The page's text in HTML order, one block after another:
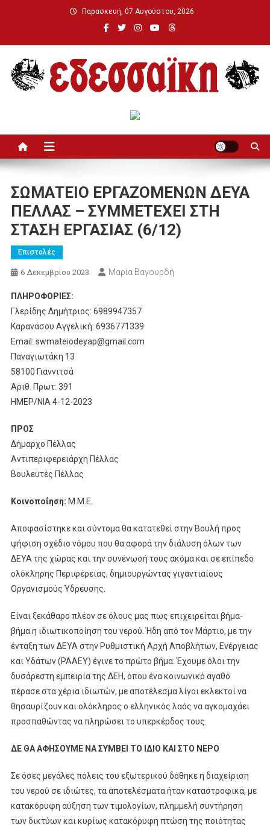
Παρασκευή, 07 Αυγούστου, 2026
ΣΩΜΑΤΕΙΟ ΕΡΓΑΖΟΜΕΝΩΝ ΔΕΥΑ
ΠΕΛΛΑΣ – ΣΥΜΜΕΤΕΧΕΙ ΣΤΗ
ΣΤΑΣΗ ΕΡΓΑΣΙΑΣ (6/12)
Επιστολές
6 Δεκεμβρίου 2023 Μαρία Βαγουρδή
ΠΛΗΡΟΦΟΡΙΕΣ:
Γλερίδης Δημήτριος: 6989947357
Καρανάσου Αγγελική: 6936771339
Email: swmateiodeyap@gmail.com
Παναγιωτάκη 13
58100 Γιαννιτσά
Αριθ. Πρωτ: 391
ΗΜΕΡ/ΝΙΑ 4-12-2023
ΠΡΟΣ
Δήμαρχο Πέλλας
Αντιπεριφερειάρχη Πέλλας
Βουλευτές Πέλλας
Κοινοποίηση: Μ.Μ.Ε.
Αποφασίστηκε και σύντομα θα κατατεθεί στην Βουλή προς
ψήφιση σχέδιο νόμου που θα αφορά την διάλυση όλων των
ΔΕΥΑ της χώρας και την συνένωσή τους ακόμα και σε επίπεδο
ολόκληρης Περιφέρειας, δημιουργώντας γιγαντιαίους
Οργανισμούς Ύδρευσης.
Είναι ξεκάθαρο πλέον σε όλους μας πως επιχειρείται βήμα-
βήμα η ιδιωτικοποίηση του νερού. Ήδη από τον Μάρτιο, με την
ένταξη των ΔΕΥΑ στην Ρυθμιστική Αρχή Αποβλήτων, Ενέργειας
και Υδάτων (ΡΑΑΕΥ) έγινε το πρώτο βήμα. Έχουμε όλοι την
δυσάρεστη εμπειρία της ΔΕΗ, όπου ένα κοινωνικό αγαθό
πέρασε στα χέρια ιδιωτών, με αποτέλεσμα λίγοι εκλεκτοί να
θησαυρίζουν και ολόκληρος ο ελληνικός λαός να αγκομαχάει
προσπαθώντας να πληρώσει το υπερκέρδος τους.
ΔΕ ΘΑ ΑΦΗΣΟΥΜΕ ΝΑ ΣΥΜΒΕΙ ΤΟ ΙΔΙΟ ΚΑΙ ΣΤΟ ΝΕΡΟ
Σε όσες μεγάλες πόλεις του εξωτερικού δόθηκε η διαχείριση
του νερού σε ιδιώτες, τα αποτελέσματα ήταν καταστροφικά, με
κατακόρυφη αύξηση των τιμολογίων, πλημμελή συντήρηση
των δικτύων και κυρίως κατακόρυφη πτώση της ποιότητας